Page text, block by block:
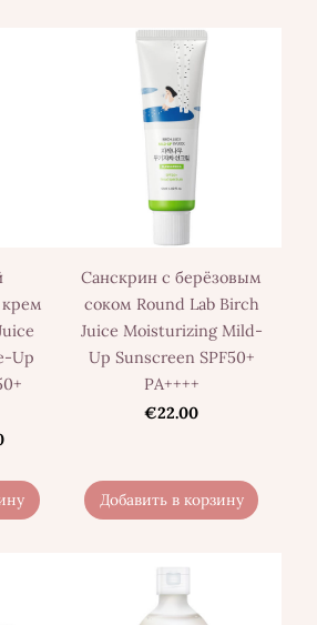
Up
Санскрин с берёзовым
соком Round Lab Birch
Juice Moisturizing Mild-
Up Sunscreen SPF50+
PA++++
€22.00
Добавить в корзину